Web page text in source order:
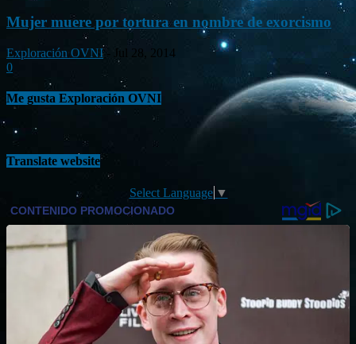
Mujer muere por tortura en nombre de exorcismo
Exploración OVNI -
Jul 28, 2014
0
Me gusta Exploración OVNI
Translate website
Select Language ▼